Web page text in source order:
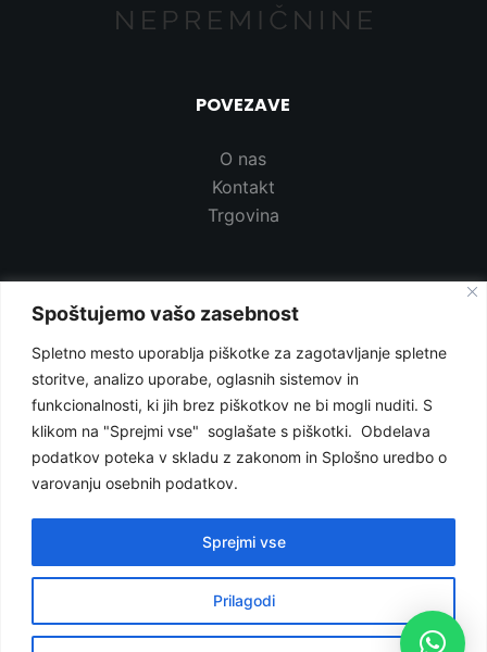
Spoštujemo vašo zasebnost
Spletno mesto uporablja piškotke za zagotavljanje spletne
storitve, analizo uporabe, oglasnih sistemov in
funkcionalnosti, ki jih brez piškotkov ne bi mogli nuditi. S
klikom na "Sprejmi vse" soglašate s piškotki. Obdelava
podatkov poteka v skladu z zakonom in Splošno uredbo o
varovanju osebnih podatkov.
Prilagodi
Sprejmi vse
POVEZAVE
O nas
Kontakt
Trgovina
Politika zasebnosti
Splošni pogoji
Moja košarica
VEČ INFORMACIJ
Vse cene so v eur in vključujejo 22% DDV,
pridružujemo si pravico do spremembe cen.